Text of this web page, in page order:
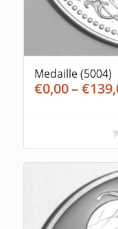
Medaille (5004)
€0,00–€